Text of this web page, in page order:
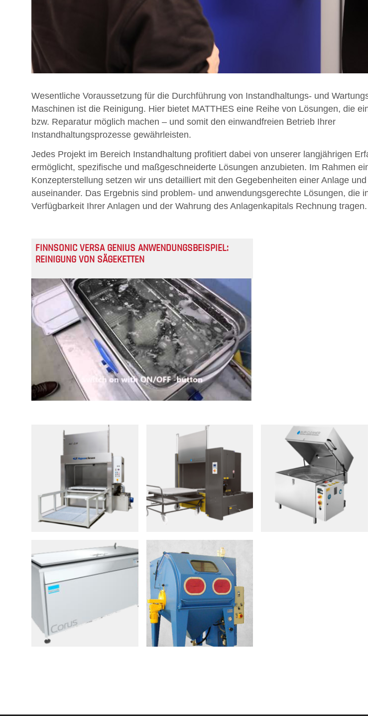
Wesentliche Voraussetzung für die Durchführung von Instandhaltungs- und
Maschinen ist die Reinigung. Hier bietet MATTHES eine Reihe von Lösungen, die
bzw. Reparatur möglich machen – und somit den einwandfreien Betrieb Ihrer
Instandhaltungsprozesse gewährleisten.
Jedes Projekt im Bereich Instandhaltung profitiert dabei von unserer langjährigen
ermöglicht, spezifische und maßgeschneiderte Lösungen anzubieten. Im Rahmen
Konzepterstellung setzen wir uns detailliert mit den Gegebenheiten einer Anlage
auseinander. Das Ergebnis sind problem- und anwendungsgerechte Lösungen, die
Verfügbarkeit Ihrer Anlagen und der Wahrung des Anlagenkapitals Rechnung tragen.
FINNSONIC VERSA GENIUS ANWENDUNGSBEISPIEL:
REINIGUNG VON SÄGEKETTEN